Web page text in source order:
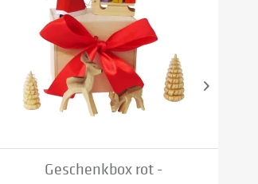
Geschenkbox rot -